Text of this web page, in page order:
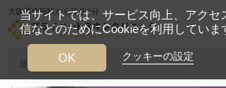
大阪西梅田駅から徒歩2分
診療メニュー シワ・たるみ
当サイトでは、サービス向上、アクセ
信などのためにCookieを利用していま
クッキーの設定
OK